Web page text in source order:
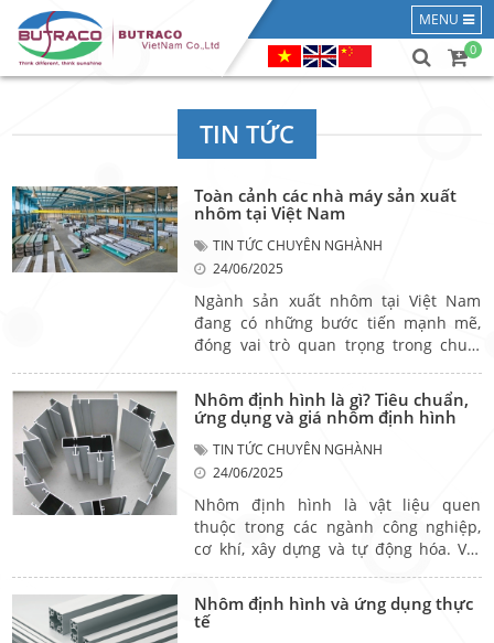
MENU
0
TIN TỨC
Toàn cảnh các nhà máy sản xuất
nhôm tại Việt Nam
TIN TỨC CHUYÊN NGHÀNH
24/06/2025
Ngành sản xuất nhôm tại Việt Nam
đang có những bước tiến mạnh mẽ,
đóng vai trò quan trọng trong chuỗi
công nghiệp – xây dựng – cơ khí và cả
lĩnh vực xuất khẩu. Với hệ thống các
nhà máy sản xuất nhôm ngày càng
hiện đại, Việt Nam đang dần khẳng
định vị thế trên bản đồ ngành nhôm
khu vực Đông Nam Á.
Nhôm định hình là gì? Tiêu chuẩn,
ứng dụng và giá nhôm định hình
TIN TỨC CHUYÊN NGHÀNH
24/06/2025
Nhôm định hình là vật liệu quen
thuộc trong các ngành công nghiệp,
cơ khí, xây dựng và tự động hóa. Với
mòn và lắp ghép linh hoạt, sản phẩm
này ngày càng được ứng dụng rộng rãi
Nhôm định hình và ứng dụng thực
tế